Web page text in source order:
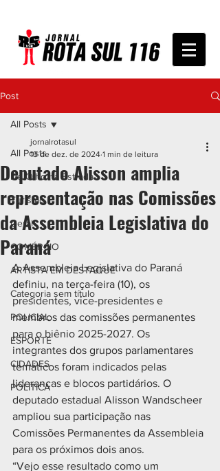
Post
All Posts
De Olho na Estrada
Turismo
Geral
COMÉRCIO
ARTISTA EM DESTAQUE
Categoria sem título
POLICIAL
ESPORTE
CIDADES
POLÍTICA
All Posts
Deputado Alisson amplia
representação nas Comissões
da Assembleia Legislativa do
Paraná
jornalrotasul
13 de dez. de 2024 1 min de leitura
A Assembleia Legislativa do Paraná
definiu, na terça-feira (10), os
presidentes, vice-presidentes e
membros das comissões permanentes
para o biênio 2025-2027. Os
integrantes dos grupos parlamentares
temáticos foram indicados pelas
lideranças e blocos partidários. O
deputado estadual Alisson Wandscheer
ampliou sua participação nas
Comissões Permanentes da Assembleia
para os próximos dois anos.
“Vejo esse resultado como um